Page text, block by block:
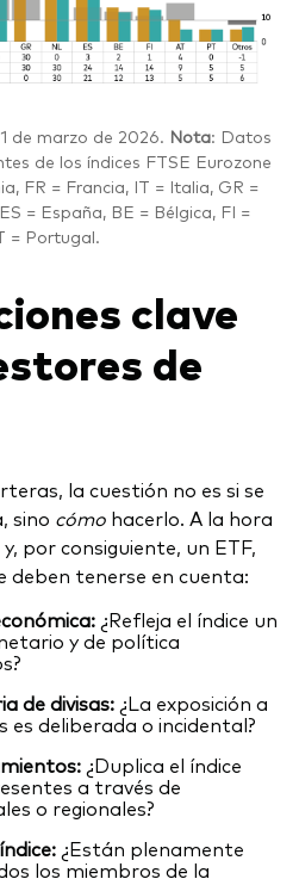
de marzo de 2026. Nota: Datos
de los índices FTSE Eurozone
FR = Francia, IT = Italia, GR =
= España, BE = Bélgica, FI =
= Portugal.
clave
de
la cuestión no es si se
sino cómo hacerlo. A la hora
por consiguiente, un ETF,
deben tenerse en cuenta:
¿Refleja el índice un
y de política
de divisas: ¿La exposición a
es deliberada o incidental?
¿Duplica el índice
a través de
o regionales?
¿Están plenamente
los miembros de la